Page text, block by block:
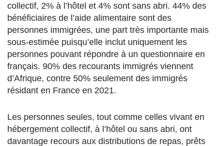
collectif, 2% à l’hôtel et 4% sont sans abri. 44% des
bénéficiaires de l’aide alimentaire sont des
personnes immigrées, une part très importante mais
sous-estimée puisqu’elle inclut uniquement les
personnes pouvant répondre à un questionnaire en
français. 90% des recourants immigrés viennent
d’Afrique, contre 50% seulement des immigrés
résidant en France en 2021.
Les personnes seules, tout comme celles vivant en
hébergement collectif, à l’hôtel ou sans abri, ont
davantage recours aux distributions de repas, prêts